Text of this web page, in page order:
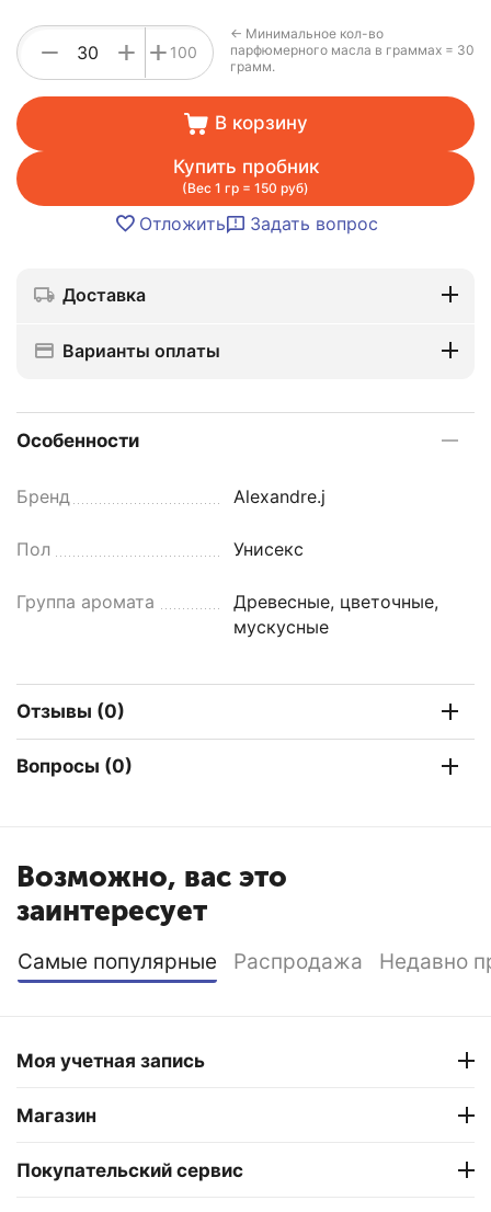
+ 100
+
−
← Минимальное кол-во
парфюмерного масла в граммах = 30
грамм.
В корзину
Купить пробник
(Вес 1 гр = 150 руб)
Отложить Задать вопрос
Доставка
Варианты оплаты
Особенности
Бренд Alexandre.j
Пол Унисекс
Группа аромата
Древесные, цветочные,
мускусные
Отзывы (0)
Вопросы (0)
Возможно, вас это
заинтересует
Самые популярные Распродажа Недавно
Моя учетная запись
Магазин
Покупательский сервис